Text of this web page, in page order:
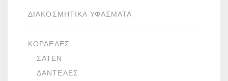
ΔΙΑΚΟΣΜΗΤΙΚΆ ΥΦΆΣΜΑΤΑ
ΚΟΡΔΈΛΕΣ
ΣΑΤΈΝ
ΔΑΝΤΈΛΕΣ